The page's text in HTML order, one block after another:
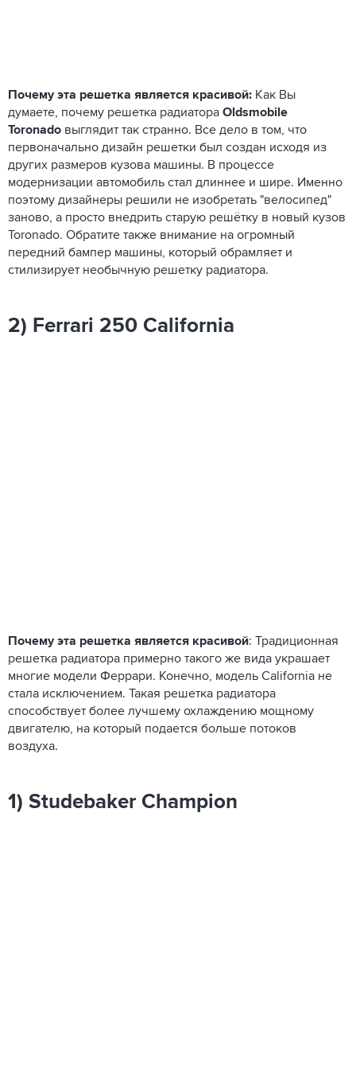
Почему эта решетка является красивой: Как Вы
думаете, почему решетка радиатора Oldsmobile
Toronado выглядит так странно. Все дело в том, что
первоначально дизайн решетки был создан исходя из
других размеров кузова машины. В процессе
модернизации автомобиль стал длиннее и шире. Именно
поэтому дизайнеры решили не изобретать "велосипед"
заново, а просто внедрить старую решётку в новый кузов
Toronado. Обратите также внимание на огромный
передний бампер машины, который обрамляет и
стилизирует необычную решетку радиатора.
2) Ferrari 250 California
Почему эта решетка является красивой: Традиционная
решетка радиатора примерно такого же вида украшает
многие модели Феррари. Конечно, модель California не
стала исключением. Такая решетка радиатора
способствует более лучшему охлаждению мощному
двигателю, на который подается больше потоков
воздуха.
1) Studebaker Champion